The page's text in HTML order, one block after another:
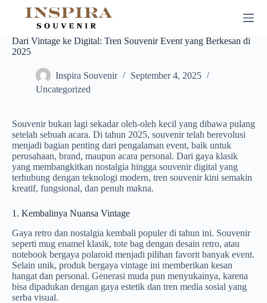
Dari Vintage ke Digital: Tren Souvenir Event yang Berkesan di
2025
Inspira Souvenir
September 4, 2025
Uncategorized
Souvenir bukan lagi sekadar oleh-oleh kecil yang dibawa pulang
setelah sebuah acara. Di tahun 2025, souvenir telah berevolusi
menjadi bagian penting dari pengalaman event, baik untuk
perusahaan, brand, maupun acara personal. Dari gaya klasik
yang membangkitkan nostalgia hingga souvenir digital yang
terhubung dengan teknologi modern, tren souvenir kini semakin
kreatif, fungsional, dan penuh makna.
1. Kembalinya Nuansa Vintage
Gaya retro dan nostalgia kembali populer di tahun ini. Souvenir
seperti mug enamel klasik, tote bag dengan desain retro, atau
notebook bergaya polaroid menjadi pilihan favorit banyak event.
Selain unik, produk bergaya vintage ini memberikan kesan
hangat dan personal. Generasi muda pun menyukainya, karena
bisa dipadukan dengan gaya estetik dan tren media sosial yang
serba visual.